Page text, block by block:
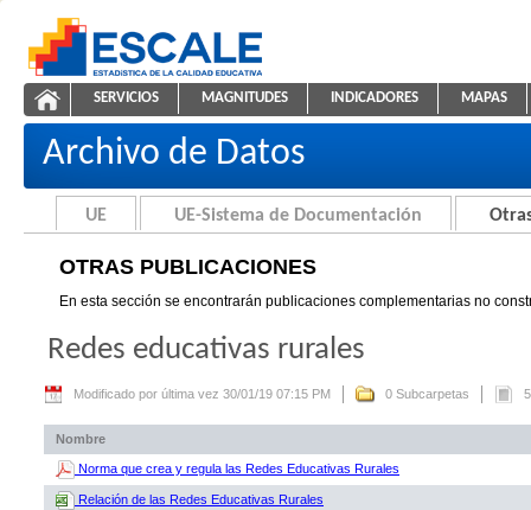
ESCALE - Unidad de Estadística Educativa
Otras Publicaciones
NAVEGACIÓN
SERVICIOS MAGNITUDES INDICADORES MAPAS
Archivo de Datos
UE UE-Sistema de Documentación
OTRAS PUBLICACIONES
En esta sección se encontrarán publicaciones complementarias no
Redes educativas rurales
Modificado por última vez 30/01/19 07:15 PM 0 Subcarpetas
Nombre
Norma que crea y regula las Redes Educativas Rurales
Relación de las Redes Educativas Rurales